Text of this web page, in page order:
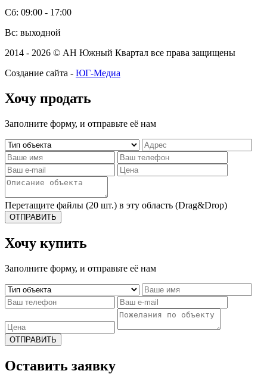
Сб: 09:00 - 17:00
Вс: выходной
2014 - 2026 © АН Южный Квартал все права защищены
Создание сайта - ЮГ-Медиа
Хочу продать
Заполните форму, и отправьте её нам
Перетащите файлы (20 шт.) в эту область (Drag&Drop)
ОТПРАВИТЬ
Хочу купить
Заполните форму, и отправьте её нам
ОТПРАВИТЬ
Оставить заявку